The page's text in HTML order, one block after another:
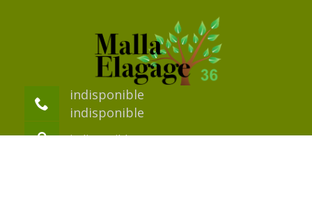
indisponible
indisponible
indisponible